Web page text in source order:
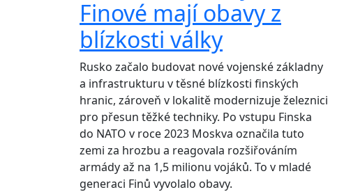
Finové mají obavy z
blízkosti války
Rusko začalo budovat nové vojenské základny
a infrastrukturu v těsné blízkosti finských
hranic, zároveň v lokalitě modernizuje železnici
pro přesun těžké techniky. Po vstupu Finska
do NATO v roce 2023 Moskva označila tuto
zemi za hrozbu a reagovala rozšiřováním
armády až na 1,5 milionu vojáků. To v mladé
generaci Finů vyvolalo obavy.